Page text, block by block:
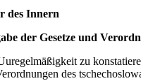
des Innern
der Gesetze und
zu
des